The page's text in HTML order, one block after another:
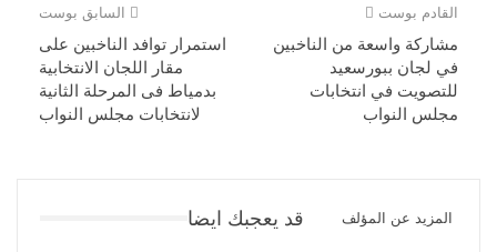
السابق بوست
استمرار توافد الناخبين على
مقار اللجان الانتخابية
بدمياط فى المرحلة الثانية
لانتخابات مجلس النواب
القادم بوست
مشاركة واسعة من الناخبين
في لجان ببورسعيد
للتصويت في انتخابات
مجلس النواب
قد يعجبك ايضا المزيد عن المؤلف